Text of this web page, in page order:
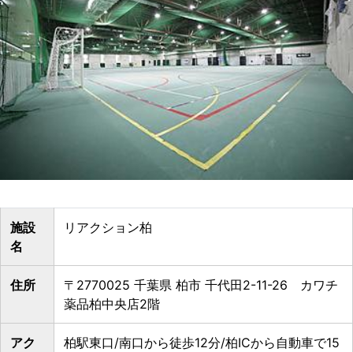
施設
名
リアクション柏
住所
〒2770025 千葉県 柏市 千代田2-11-26 カワチ
薬品柏中央店2階
アク
柏駅東口/南口から徒歩12分/柏ICから自動車で15